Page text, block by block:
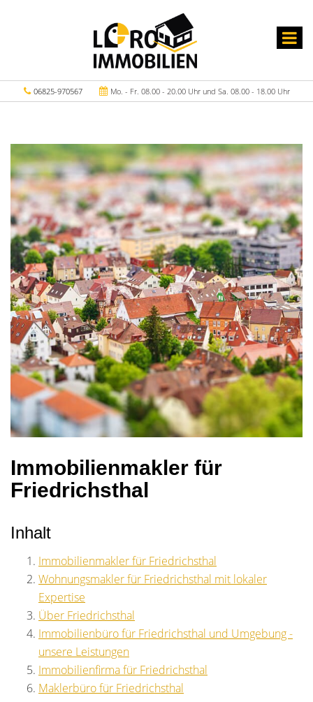
06825-970567 Mo. - Fr. 08.00 - 20.00 Uhr und Sa. 08.00 - 18.00 Uhr
Immobilienmakler für
Friedrichsthal
Inhalt
Immobilienmakler für Friedrichsthal
Wohnungsmakler für Friedrichsthal mit lokaler
Expertise
Über Friedrichsthal
Immobilienbüro für Friedrichsthal und Umgebung -
unsere Leistungen
Immobilienfirma für Friedrichsthal
Maklerbüro für Friedrichsthal